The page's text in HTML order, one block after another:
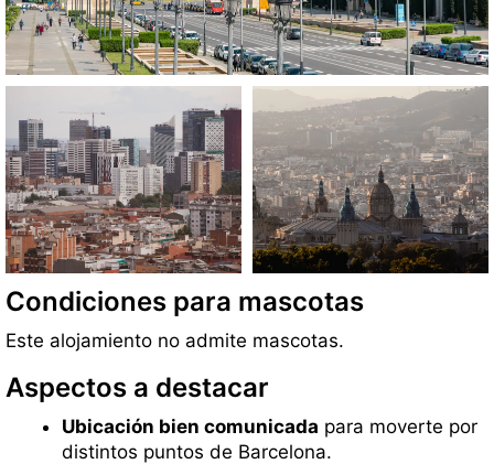
Condiciones para mascotas
Este alojamiento no admite mascotas.
Aspectos a destacar
Ubicación bien comunicada para moverte por
distintos puntos de Barcelona.